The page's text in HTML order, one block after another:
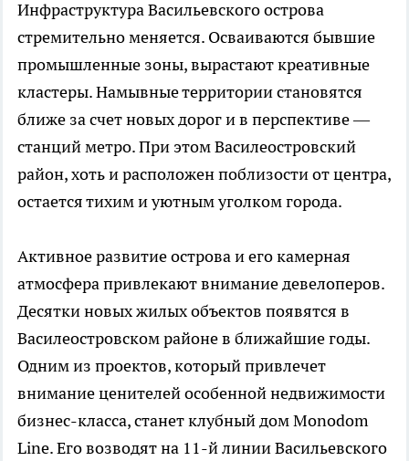
Инфраструктура Васильевского острова
стремительно меняется. Осваиваются бывшие
промышленные зоны, вырастают креативные
кластеры. Намывные территории становятся
ближе за счет новых дорог и в перспективе —
станций метро. При этом Василеостровский
район, хоть и расположен поблизости от центра,
остается тихим и уютным уголком города.
Активное развитие острова и его камерная
атмосфера привлекают внимание девелоперов.
Десятки новых жилых объектов появятся в
Василеостровском районе в ближайшие годы.
Одним из проектов, который привлечет
внимание ценителей особенной недвижимости
бизнес-класса, станет клубный дом Monodom
Line. Его возводят на 11-й линии Васильевского